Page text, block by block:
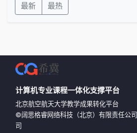
最新 最热
计算机专业课程一体化支撑平台
北京航空航天大学教学成果转化平台
©阔思格睿网络科技（北京）有限责任公司
司